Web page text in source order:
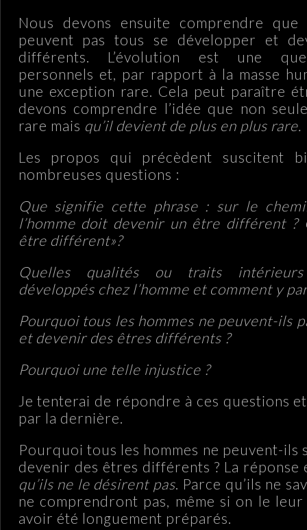
Nous devons ensuite comprendre que
peuvent pas tous se développer et
différents. L’évolution est une
personnels et, par rapport à la masse
une exception rare. Cela peut paraître
devons comprendre l’idée que non
rare mais qu’il devient de plus en plus rare.
Les propos qui précèdent suscitent
nombreuses questions :
Que signifie cette phrase : sur le
l’homme doit devenir un être différent ?
être différent»?
Quelles qualités ou traits
développés chez l’homme et comment y
Pourquoi tous les hommes ne peuvent-ils
et devenir des êtres différents ?
Pourquoi une telle injustice ?
Je tenterai de répondre à ces questions
par la dernière.
Pourquoi tous les hommes ne peuvent-ils
devenir des êtres différents ? La réponse
qu’ils ne le désirent pas. Parce qu’ils ne
ne comprendront pas, même si on le
avoir été longuement préparés.